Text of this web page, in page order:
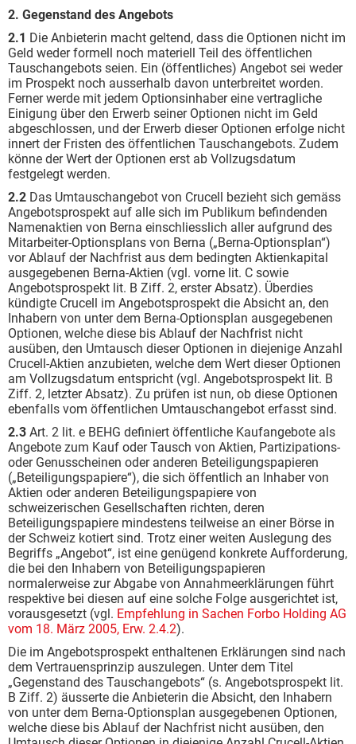
2. Gegenstand des Angebots
2.1 Die Anbieterin macht geltend, dass die Optionen nicht im
Geld weder formell noch materiell Teil des öffentlichen
Tauschangebots seien. Ein (öffentliches) Angebot sei weder
im Prospekt noch ausserhalb davon unterbreitet worden.
Ferner werde mit jedem Optionsinhaber eine vertragliche
Einigung über den Erwerb seiner Optionen nicht im Geld
abgeschlossen, und der Erwerb dieser Optionen erfolge nicht
innert der Fristen des öffentlichen Tauschangebots. Zudem
könne der Wert der Optionen erst ab Vollzugsdatum
festgelegt werden.
2.2 Das Umtauschangebot von Crucell bezieht sich gemäss
Angebotsprospekt auf alle sich im Publikum befindenden
Namenaktien von Berna einschliesslich aller aufgrund des
Mitarbeiter-Optionsplans von Berna („Berna-Optionsplan“)
vor Ablauf der Nachfrist aus dem bedingten Aktienkapital
ausgegebenen Berna-Aktien (vgl. vorne lit. C sowie
Angebotsprospekt lit. B Ziff. 2, erster Absatz). Überdies
kündigte Crucell im Angebotsprospekt die Absicht an, den
Inhabern von unter dem Berna-Optionsplan ausgegebenen
Optionen, welche diese bis Ablauf der Nachfrist nicht
ausüben, den Umtausch dieser Optionen in diejenige Anzahl
Crucell-Aktien anzubieten, welche dem Wert dieser Optionen
am Vollzugsdatum entspricht (vgl. Angebotsprospekt lit. B
Ziff. 2, letzter Absatz). Zu prüfen ist nun, ob diese Optionen
ebenfalls vom öffentlichen Umtauschangebot erfasst sind.
2.3 Art. 2 lit. e BEHG definiert öffentliche Kaufangebote als
Angebote zum Kauf oder Tausch von Aktien, Partizipations-
oder Genusscheinen oder anderen Beteiligungspapieren
(„Beteiligungspapiere“), die sich öffentlich an Inhaber von
Aktien oder anderen Beteiligungspapiere von
schweizerischen Gesellschaften richten, deren
Beteiligungspapiere mindestens teilweise an einer Börse in
der Schweiz kotiert sind. Trotz einer weiten Auslegung des
Begriffs „Angebot“, ist eine genügend konkrete Aufforderung,
die bei den Inhabern von Beteiligungspapieren
normalerweise zur Abgabe von Annahmeerklärungen führt
respektive bei diesen auf eine solche Folge ausgerichtet ist,
vorausgesetzt (vgl. Empfehlung in Sachen Forbo Holding AG
vom 18. März 2005, Erw. 2.4.2).
Die im Angebotsprospekt enthaltenen Erklärungen sind nach
dem Vertrauensprinzip auszulegen. Unter dem Titel
„Gegenstand des Tauschangebots“ (s. Angebotsprospekt lit.
B Ziff. 2) äusserte die Anbieterin die Absicht, den Inhabern
von unter dem Berna-Optionsplan ausgegebenen Optionen,
welche diese bis Ablauf der Nachfrist nicht ausüben, den